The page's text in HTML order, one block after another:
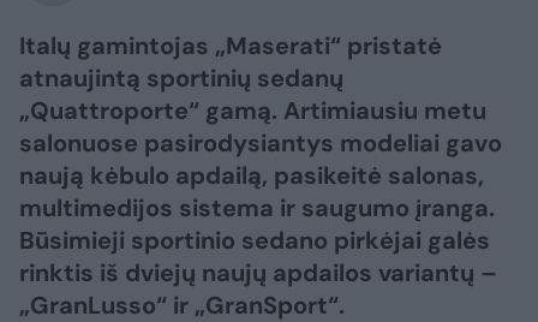
Italų gamintojas „Maserati“ pristatė
atnaujintą sportinių sedanų
„Quattroporte“ gamą. Artimiausiu metu
salonuose pasirodysiantys modeliai gavo
naują kėbulo apdailą, pasikeitė salonas,
multimedijos sistema ir saugumo įranga.
Būsimieji sportinio sedano pirkėjai galės
rinktis iš dviejų naujų apdailos variantų –
„GranLusso“ ir „GranSport“.